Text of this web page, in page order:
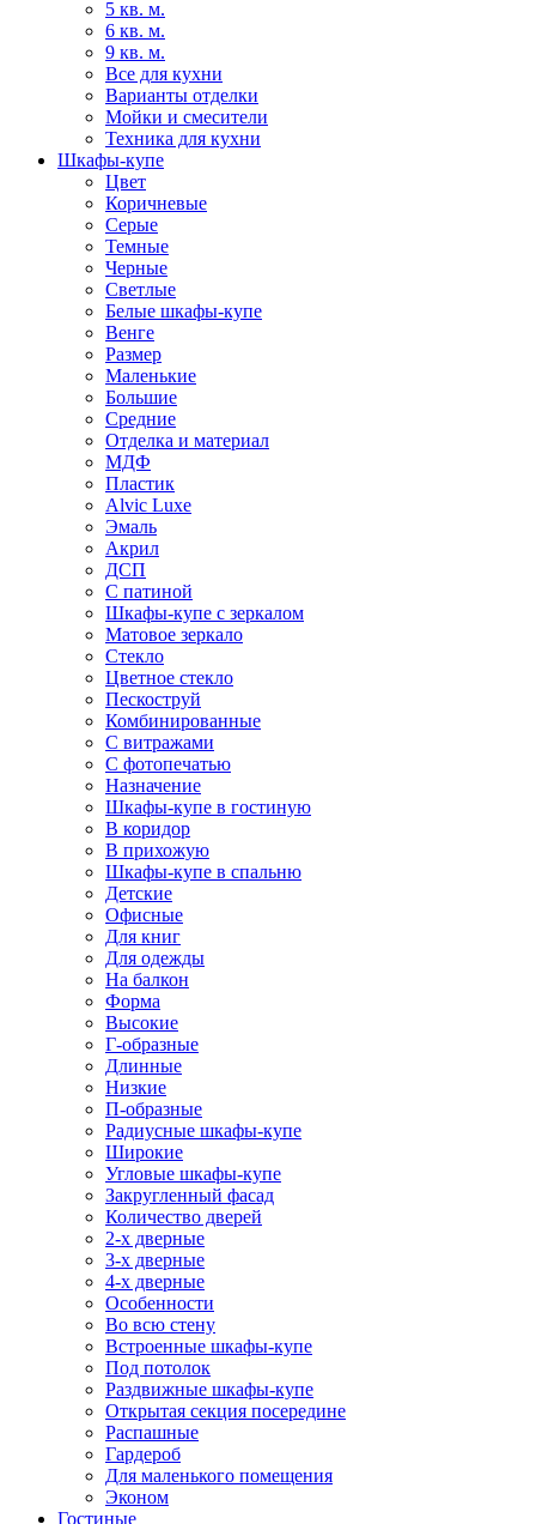
5 кв. м.
6 кв. м.
9 кв. м.
Все для кухни
Варианты отделки
Мойки и смесители
Техника для кухни
Шкафы-купе
Цвет
Коричневые
Серые
Темные
Черные
Светлые
Белые шкафы-купе
Венге
Размер
Маленькие
Большие
Средние
Отделка и материал
МДФ
Пластик
Alvic Luxe
Эмаль
Акрил
ДСП
С патиной
Шкафы-купе с зеркалом
Матовое зеркало
Стекло
Цветное стекло
Пескоструй
Комбинированные
С витражами
С фотопечатью
Назначение
Шкафы-купе в гостиную
В коридор
В прихожую
Шкафы-купе в спальню
Детские
Офисные
Для книг
Для одежды
На балкон
Форма
Высокие
Г-образные
Длинные
Низкие
П-образные
Радиусные шкафы-купе
Широкие
Угловые шкафы-купе
Закругленный фасад
Количество дверей
2-х дверные
3-х дверные
4-х дверные
Особенности
Во всю стену
Встроенные шкафы-купе
Под потолок
Раздвижные шкафы-купе
Открытая секция посередине
Распашные
Гардероб
Для маленького помещения
Эконом
Гостиные